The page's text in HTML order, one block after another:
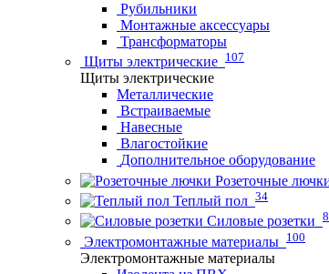
Рубильники
Монтажные аксессуары
Трансформаторы
Щиты электрические 107
Щиты электрические
Металлические
Встраиваемые
Навесные
Влагостойкие
Дополнительное оборудование
Розеточные
Теплый пол 34
Силовые розетки 8
Электромонтажные материалы 100
Электромонтажные материалы